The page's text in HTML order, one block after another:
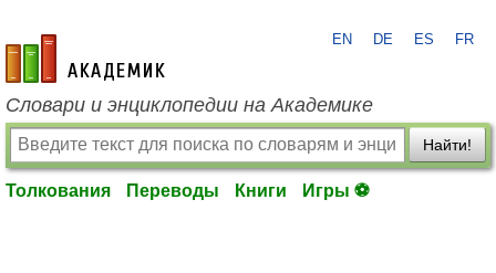
academic.ru
EN DE ES FR
Словари и энциклопедии на Академике
Найти!
Толкования Переводы Книги Игры ⚽